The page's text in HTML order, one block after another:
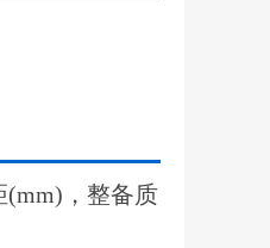
(mm)，整备质